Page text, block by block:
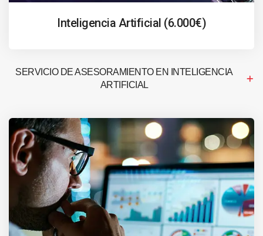
Inteligencia Artificial (6.000€)
SERVICIO DE ASESORAMIENTO EN INTELIGENCIA
ARTIFICIAL